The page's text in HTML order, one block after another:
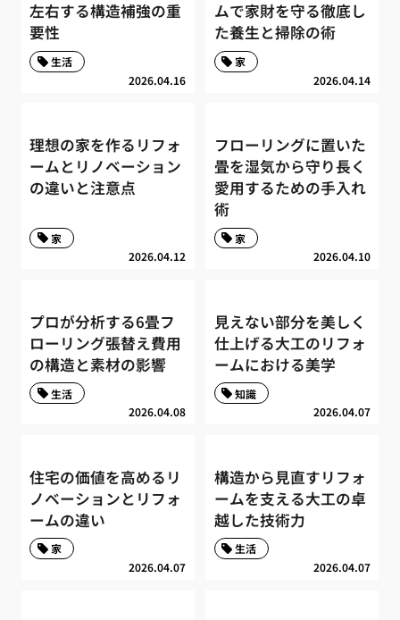
左右する構造補強の重
要性
2026.04.16
生活
ムで家財を守る徹底し
た養生と掃除の術
2026.04.14
家
理想の家を作るリフォ
ームとリノベーション
の違いと注意点
2026.04.12
家
フローリングに置いた
畳を湿気から守り長く
愛用するための手入れ
術
2026.04.10
家
プロが分析する6畳フ
ローリング張替え費用
の構造と素材の影響
2026.04.08
生活
見えない部分を美しく
仕上げる大工のリフォ
ームにおける美学
2026.04.07
知識
住宅の価値を高めるリ
ノベーションとリフォ
ームの違い
2026.04.07
家
構造から見直すリフォ
ームを支える大工の卓
越した技術力
2026.04.07
生活